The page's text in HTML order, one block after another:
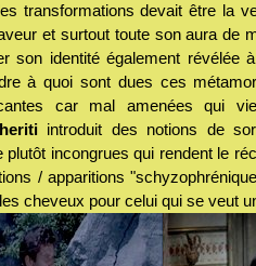
transformations devait être la
et surtout toute son aura de
son identité également révélée
à quoi sont dues ces
car mal amenées qui
introduit des notions de
plutôt incongrues qui rendent le
/ apparitions
cheveux pour celui qui se veut